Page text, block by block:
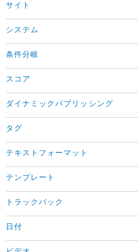
サイト
システム
条件分岐
スコア
ダイナミックパブリッシング
タグ
テキストフォーマット
テンプレート
トラックバック
日付